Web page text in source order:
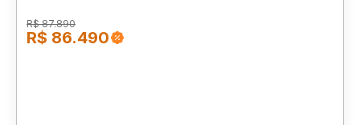
R$ 87.890
R$ 86.490